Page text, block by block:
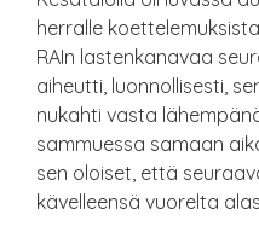
herralle
RAIn lastenkanavaa
aiheutti, luonnollisesti,
nukahti vasta
sammuessa samaan
sen oloiset, että
kävelleensä vuorelta